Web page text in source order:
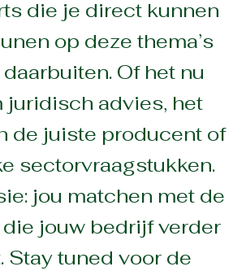
die je direct kunnen
op deze thema’s
Of het nu
juridisch advies, het
de juiste producent of
sectorvraagstukken.
jou matchen met de
jouw bedrijf verder
Stay tuned voor de